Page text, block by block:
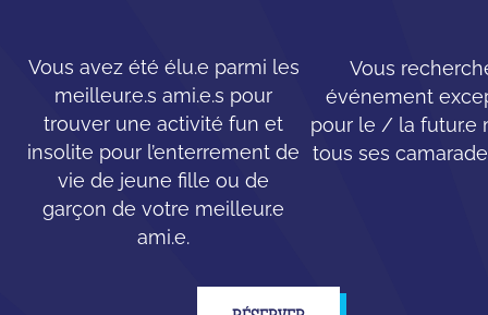
Vous avez été élu.e parmi les
meilleur.e.s ami.e.s pour
trouver une activité fun et
insolite pour l’enterrement de
vie de jeune fille ou de
garçon de votre meilleur.e
ami.e.
Vous
événement
pour le / la futur.e
tous ses